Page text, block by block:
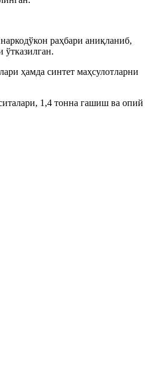
раҳбари аниқланиб,
ўтказилган.
ҳамда синтет маҳсулотларни
1,4 тонна гашиш ва опий